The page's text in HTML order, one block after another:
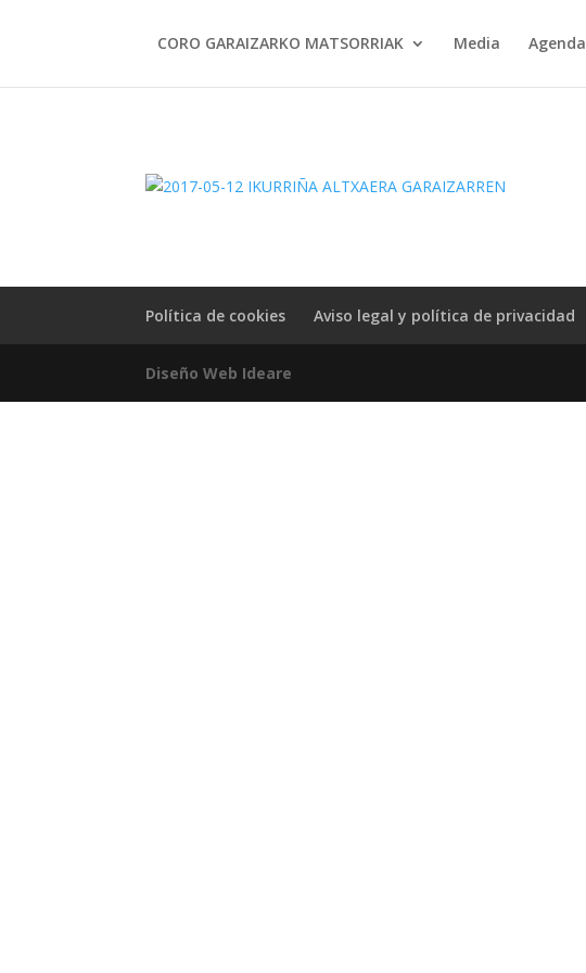
CORO GARAIZARKO MATSORRIAK Media Agenda
Política de cookies Aviso legal y política de privacidad
Diseño Web Ideare